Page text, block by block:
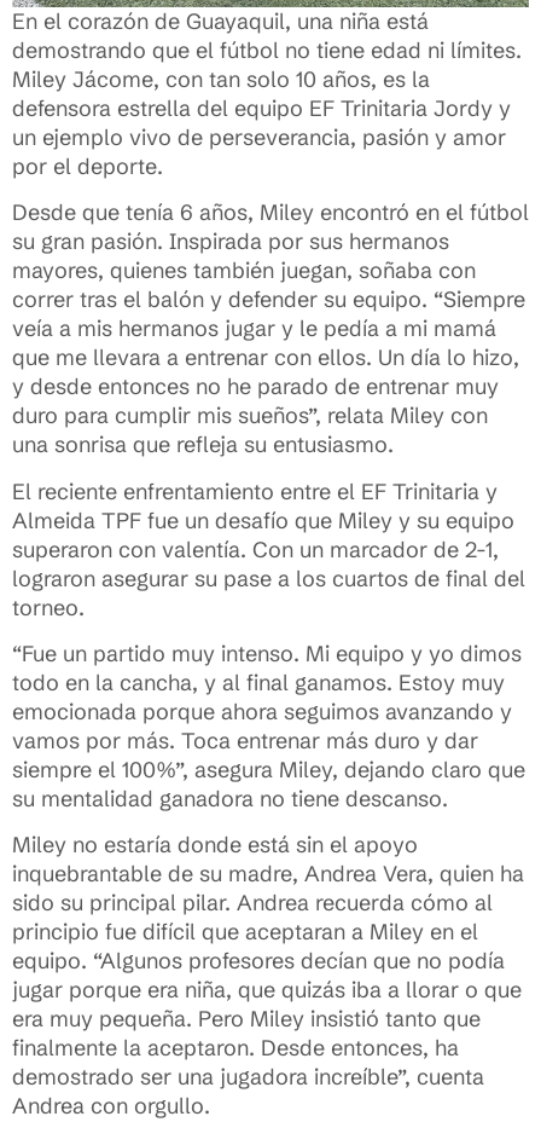
En el corazón de Guayaquil, una niña está
demostrando que el fútbol no tiene edad ni límites.
Miley Jácome, con tan solo 10 años, es la
defensora estrella del equipo EF Trinitaria Jordy y
un ejemplo vivo de perseverancia, pasión y amor
por el deporte.
Desde que tenía 6 años, Miley encontró en el fútbol
su gran pasión. Inspirada por sus hermanos
mayores, quienes también juegan, soñaba con
correr tras el balón y defender su equipo. “Siempre
veía a mis hermanos jugar y le pedía a mi mamá
que me llevara a entrenar con ellos. Un día lo hizo,
y desde entonces no he parado de entrenar muy
duro para cumplir mis sueños”, relata Miley con
una sonrisa que refleja su entusiasmo.
El reciente enfrentamiento entre el EF Trinitaria y
Almeida TPF fue un desafío que Miley y su equipo
superaron con valentía. Con un marcador de 2-1,
lograron asegurar su pase a los cuartos de final del
torneo.
“Fue un partido muy intenso. Mi equipo y yo dimos
todo en la cancha, y al final ganamos. Estoy muy
emocionada porque ahora seguimos avanzando y
vamos por más. Toca entrenar más duro y dar
siempre el 100%”, asegura Miley, dejando claro que
su mentalidad ganadora no tiene descanso.
Miley no estaría donde está sin el apoyo
inquebrantable de su madre, Andrea Vera, quien ha
sido su principal pilar. Andrea recuerda cómo al
principio fue difícil que aceptaran a Miley en el
equipo. “Algunos profesores decían que no podía
jugar porque era niña, que quizás iba a llorar o que
era muy pequeña. Pero Miley insistió tanto que
finalmente la aceptaron. Desde entonces, ha
demostrado ser una jugadora increíble”, cuenta
Andrea con orgullo.